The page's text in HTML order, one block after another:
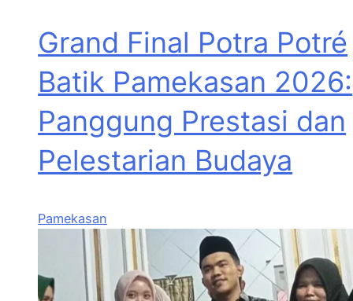
Grand Final Potra Potré
Batik Pamekasan 2026:
Panggung Prestasi dan
Pelestarian Budaya
Pamekasan